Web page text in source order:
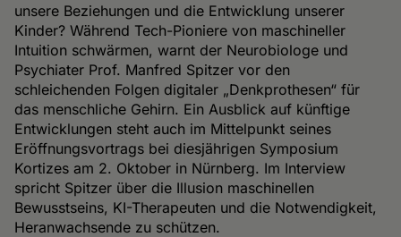
unsere Beziehungen und die Entwicklung unserer
Kinder? Während Tech-Pioniere von maschineller
Intuition schwärmen, warnt der Neurobiologe und
Psychiater Prof. Manfred Spitzer vor den
schleichenden Folgen digitaler „Denkprothesen“ für
das menschliche Gehirn. Ein Ausblick auf künftige
Entwicklungen steht auch im Mittelpunkt seines
Eröffnungsvortrags bei diesjährigen Symposium
Kortizes am 2. Oktober in Nürnberg. Im Interview
spricht Spitzer über die Illusion maschinellen
Bewusstseins, KI-Therapeuten und die Notwendigkeit,
Heranwachsende zu schützen.